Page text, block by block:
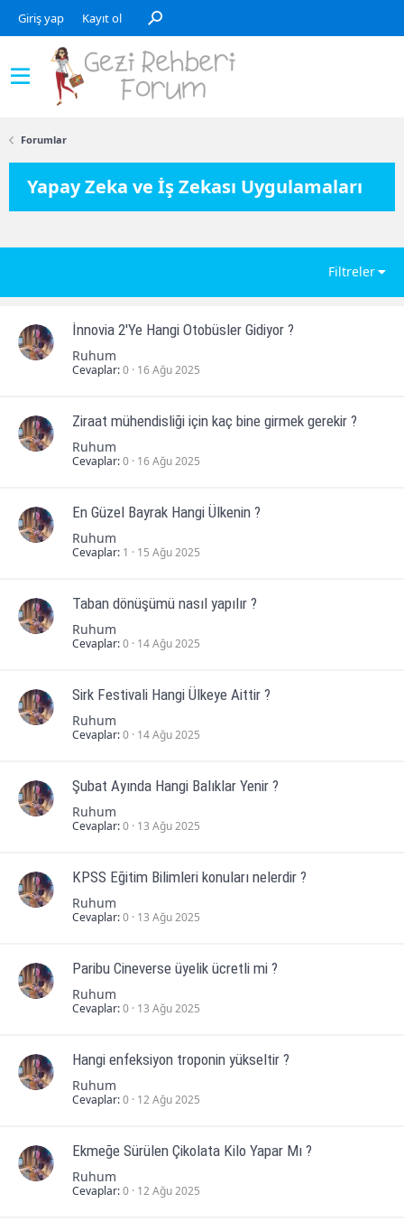
Giriş yap Kayıt ol
Forumlar
Yapay Zeka ve İş Zekası Uygulamaları
Filtreler
İnnovia 2'Ye Hangi Otobüsler Gidiyor ?
Ruhum
Cevaplar 0 16 Ağu 2025
Ziraat mühendisliği için kaç bine girmek gerekir ?
Ruhum
Cevaplar 0 16 Ağu 2025
En Güzel Bayrak Hangi Ülkenin ?
Ruhum
Cevaplar 1 15 Ağu 2025
Taban dönüşümü nasıl yapılır ?
Ruhum
Cevaplar 0 14 Ağu 2025
Sirk Festivali Hangi Ülkeye Aittir ?
Ruhum
Cevaplar 0 14 Ağu 2025
Şubat Ayında Hangi Balıklar Yenir ?
Ruhum
Cevaplar 0 13 Ağu 2025
KPSS Eğitim Bilimleri konuları nelerdir ?
Ruhum
Cevaplar 0 13 Ağu 2025
Paribu Cineverse üyelik ücretli mi ?
Ruhum
Cevaplar 0 13 Ağu 2025
Hangi enfeksiyon troponin yükseltir ?
Ruhum
Cevaplar 0 12 Ağu 2025
Ekmeğe Sürülen Çikolata Kilo Yapar Mı ?
Ruhum
Cevaplar 0 12 Ağu 2025